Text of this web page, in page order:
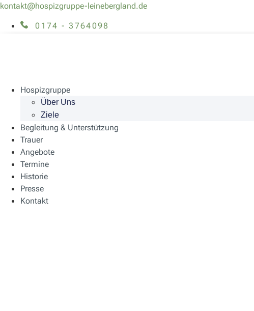
kontakt@hospizgruppe-leinebergland.de
0174 - 3764098
Hospizgruppe
Über Uns
Ziele
Begleitung & Unterstützung
Trauer
Angebote
Termine
Historie
Presse
Kontakt